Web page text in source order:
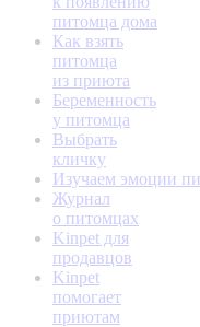
питомца дома
Как взять
питомца
из приюта
Беременность
у питомца
Выбрать
кличку
Изучаем эмоции
Журнал
о питомцах
Kinpet для
продавцов
Kinpet
помогает
приютам